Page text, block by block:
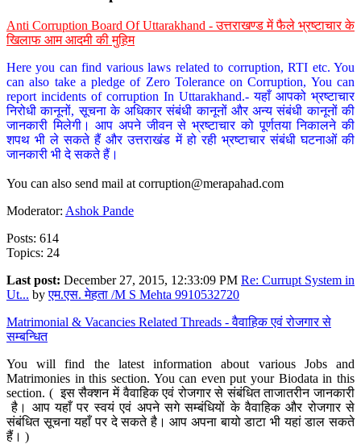
Anti Corruption Board Of Uttarakhand - उत्तराखण्ड में फैले भ्रष्टाचार के
खिलाफ आम आदमी की मुहिम
Here you can find various laws related to corruption, RTI etc. You
can also take a pledge of Zero Tolerance on Corruption, You can
report incidents of corruption In Uttarakhand.- यहाँ आपको भ्रष्टाचार
निरोधी कानूनों, सूचना के अधिकार संबंधी कानूनों और अन्य संबंधी कानूनों की
जानकारी मिलेगी। आप अपने जीवन से भ्रष्टाचार को पूर्णतया निकालने की
शपथ भी ले सकते हैं और उत्तराखंड में हो रही भ्रष्टाचार संबंधी घटनाओं की
जानकारी भी दे सकते हैं।
You can also send mail at corruption@merapahad.com
Moderator: Ashok Pande
Posts: 614
Topics: 24
Last post: December 27, 2015, 12:33:09 PM Re: Currupt System in
Ut... byएम.एस. मेहता /M S Mehta 9910532720
Matrimonial & Vacancies Related Threads - वैवाहिक एवं रोजगार से
सम्बन्धित
You will find the latest information about various Jobs and
Matrimonies in this section. You can even put your Biodata in this
section. ( इस सैक्शन में वैवाहिक एवं रोजगार से संबंधित ताजातरीन जानकारी
है। आप यहाँ पर स्वयं एवं अपने सगे सम्बंधियों के वैवाहिक और रोजगार से
संबंधित सूचना यहाँ पर दे सकते है। आप अपना बायो डाटा भी यहां डाल सकते
हैं। )